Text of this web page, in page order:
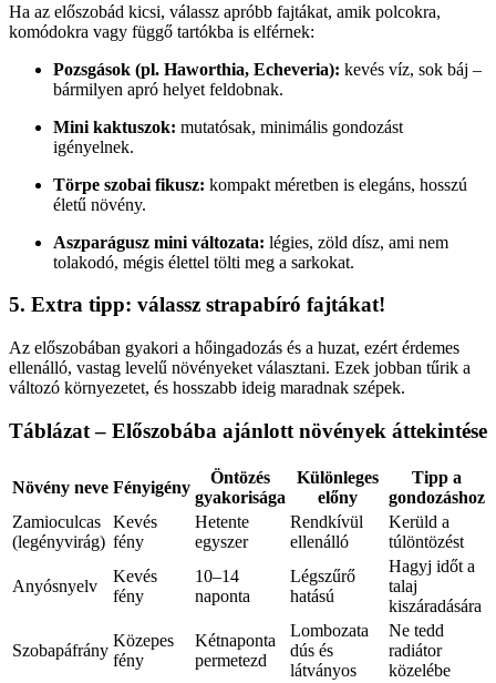
Ha az előszobád kicsi, válassz apróbb fajtákat, amik polcokra,
komódokra vagy függő tartókba is elférnek:
Pozsgások (pl. Haworthia, Echeveria): kevés víz, sok báj –
bármilyen apró helyet feldobnak.
Mini kaktuszok: mutatósak, minimális gondozást
igényelnek.
Törpe szobai fikusz: kompakt méretben is elegáns, hosszú
életű növény.
Aszparágusz mini változata: légies, zöld dísz, ami nem
tolakodó, mégis élettel tölti meg a sarkokat.
5. Extra tipp: válassz strapabíró fajtákat!
Az előszobában gyakori a hőingadozás és a huzat, ezért érdemes
ellenálló, vastag levelű növényeket választani. Ezek jobban tűrik a
változó környezetet, és hosszabb ideig maradnak szépek.
Táblázat – Előszobába ajánlott növények áttekintése
Növény neve Fényigény
Öntözés
gyakorisága
Különleges
előny
Tipp a
gondozáshoz
Zamioculcas
(legényvirág)
Kevés
fény
Hetente
egyszer
Rendkívül
ellenálló
Kerüld a
túlöntözést
Anyósnyelv
Kevés
fény
10–14
naponta
Légszűrő
hatású
Hagyj időt a
talaj
kiszáradására
Szobapáfrány
Közepes
fény
Kétnaponta
permetezd
Lombozata
dús és
látványos
Ne tedd
radiátor
közelébe